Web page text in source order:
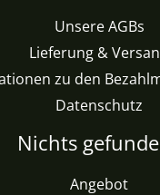
Unsere AGBs
Lieferung &
zu den
Datenschutz
Nichts
Angebot